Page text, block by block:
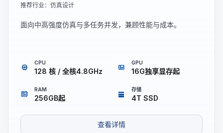
推荐行业：仿真设计
面向中高强度仿真与多任务并发，兼顾性能与成本。
memory CPU
128 核 / 全核4.8GHz view_quilt GPU
16G独享显存起
developer_board RAM
256GB起 storage 存储
4T SSD
查看详情